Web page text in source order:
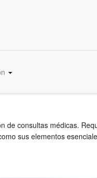
consultas médicas.
sus elementos